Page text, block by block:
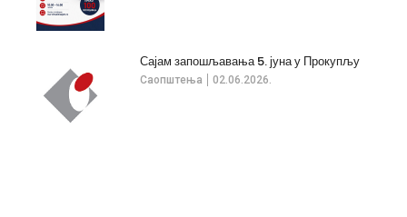
Саопштења 02.06.2026.
Сајам запошљавања 5. јуна у Прокупљу